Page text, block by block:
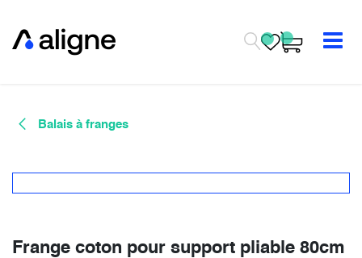
Balais à franges
Frange coton pour support pliable 80cm